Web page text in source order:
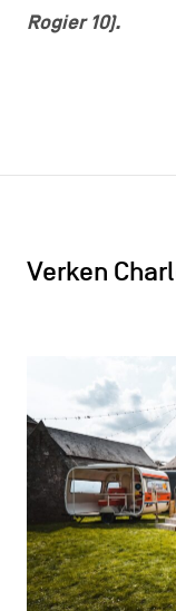
Rogier 10).
Verken